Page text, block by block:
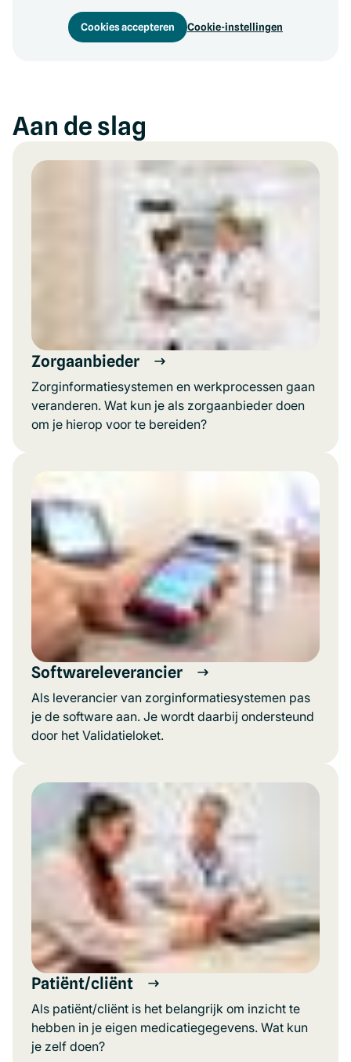
Cookies accepteren Cookie-instellingen
Aan de slag
Zorgaanbieder
Zorginformatiesystemen en werkprocessen gaan
veranderen. Wat kun je als zorgaanbieder doen
om je hierop voor te bereiden?
Softwareleverancier
Als leverancier van zorginformatiesystemen pas
je de software aan. Je wordt daarbij ondersteund
door het Validatieloket.
Patiënt/cliënt
Als patiënt/cliënt is het belangrijk om inzicht te
hebben in je eigen medicatiegegevens. Wat kun
je zelf doen?